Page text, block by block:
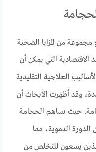
من المزايا الصحية
الاقتصادية التي يمكن أن
العلاجية التقليدية
وقد أظهرت الأبحاث أن
حيث تساهم الحجامة
الدورة الدموية، مما
الذين يسعون للتخلص من